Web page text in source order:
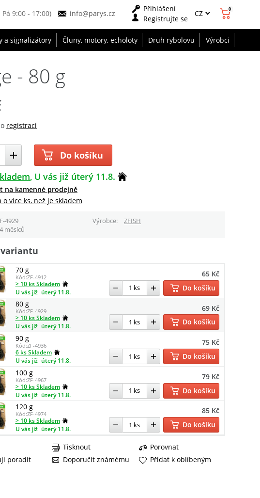
Pá 9:00 - 17:00) info@parys.cz
Přihlášení
Registrujte se
CZ 0
a signalizátory Čluny, motory, echoloty Druh rybolovu Výrobci
- 80 g
registraci
Do košíku
U vás již úterý 11.8.
na kamenné prodejně
o více ks, než je skladem
4929 Výrobce
ZFISH
měsíců
70 g
Kód:ZF-4912 65 Kč
> 10 ks Skladem
U vás již úterý 11.8.
Do košíku
80 g
Kód:ZF-4929 69 Kč
> 10 ks Skladem
U vás již úterý 11.8.
Do košíku
90 g
Kód:ZF-4936 75 Kč
6 ks Skladem
U vás již úterý 11.8.
Do košíku
100 g
Kód:ZF-4967 79 Kč
> 10 ks Skladem
U vás již úterý 11.8.
Do košíku
120 g
Kód:ZF-4974 85 Kč
> 10 ks Skladem
U vás již úterý 11.8. Do košíku
Porovnat
poradit
Doporučit známému
Tisknout
Přidat k oblíbeným